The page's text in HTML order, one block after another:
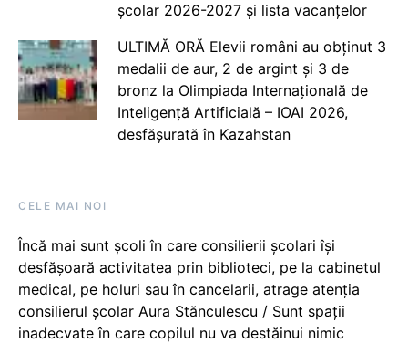
școlar 2026-2027 și lista vacanțelor
ULTIMĂ ORĂ Elevii români au obținut 3
medalii de aur, 2 de argint și 3 de
bronz la Olimpiada Internațională de
Inteligență Artificială – IOAI 2026,
desfășurată în Kazahstan
CELE MAI NOI
Încă mai sunt școli în care consilierii școlari își
desfășoară activitatea prin biblioteci, pe la cabinetul
medical, pe holuri sau în cancelarii, atrage atenția
consilierul școlar Aura Stănculescu / Sunt spații
inadecvate în care copilul nu va destăinui nimic